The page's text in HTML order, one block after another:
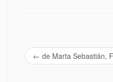
← de Marta Sebastián,